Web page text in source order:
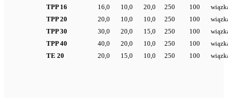
TPP 16
16,0 10,0 20,0 250 100
TPP 20
20,0 10,0 10,0 250 100
TPP 30
30,0 20,0 15,0 250 100
TPP 40
40,0 20,0 10,0 250 100
TE 20
20,0 15,0 10,0 250 100